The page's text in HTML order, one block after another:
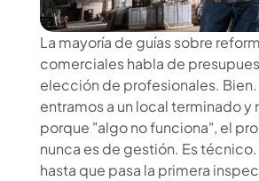
La mayoría de guías sobre
comerciales habla de
elección de profesionales.
entramos a un local terminado y
porque "algo no funciona", el
nunca es de gestión. Es técnico.
hasta que pasa la primera